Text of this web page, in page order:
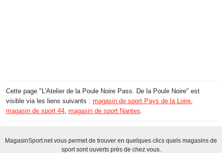
Cette page "L'Atelier de la Poule Noire Pass. De la Poule Noire" est
visible via les liens suivants : magasin de sport Pays de la Loire
magasin de sport 44 magasin de sport Nantes
MagasinSport.net vous permet de trouver en quelques clics quels magasins de
sport sont ouverts près de chez vous.